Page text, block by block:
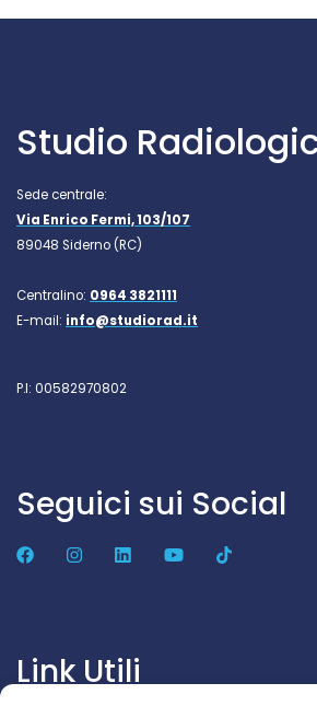
Studio
Sede centrale:
Via Enrico Fermi, 103/107
89048 Siderno (RC)
Centralino: 0964 3821111
E-mail: info@studiorad.it
P.I: 00582970802
Seguici sui Social
Link Utili